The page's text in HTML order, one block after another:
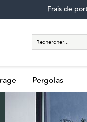
Frais de
Pergolas